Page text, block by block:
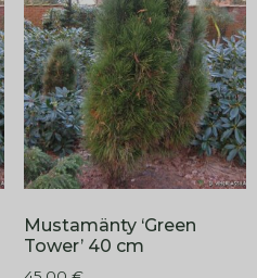
Mustamänty ‘Green
Tower’ 40 cm